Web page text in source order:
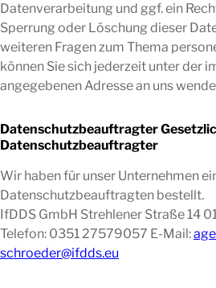
Datenverarbeitung und ggf. ein
Sperrung oder Löschung dieser
weiteren Fragen zum Thema
können Sie sich jederzeit unter der
angegebenen Adresse an uns
Datenschutzbeauftragter
Datenschutzbeauftragter
Wir haben für unser Unternehmen
Datenschutzbeauftragten bestellt.
IfDDS GmbH Strehlener Straße 14
Telefon: 0351 27579057 E-Mail:
schroeder@ifdds.eu